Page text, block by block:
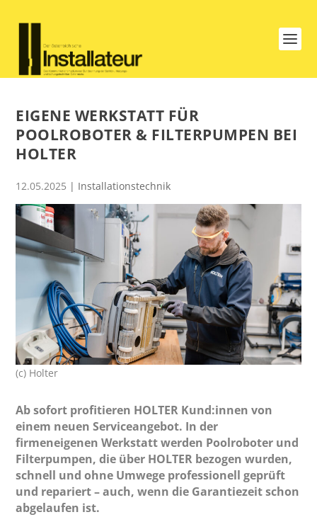
EIGENE WERKSTATT FÜR
POOLROBOTER & FILTERPUMPEN BEI
HOLTER
12.05.2025 | Installationstechnik
(c) Holter
Ab sofort profitieren HOLTER Kund:innen von
einem neuen Serviceangebot. In der
firmeneigenen Werkstatt werden Poolroboter und
Filterpumpen, die über HOLTER bezogen wurden,
schnell und ohne Umwege professionell geprüft
und repariert – auch, wenn die Garantiezeit schon
abgelaufen ist.